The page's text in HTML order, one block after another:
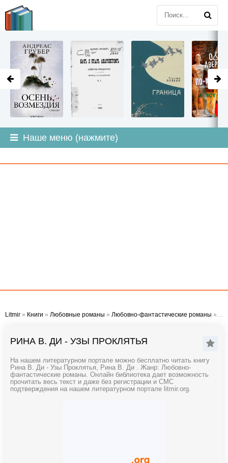
Наше меню (нажмите)
Litmir » Книги » Любовные романы » Любовно-фантастические романы » Рина В. Ди - Узы Проклятья
РИНА В. ДИ - УЗЫ ПРОКЛЯТЬЯ
На нашем литературном портале можно бесплатно читать книгу
Рина В. Ди - Узы Проклятья, Рина В. Ди . Жанр: Любовно-
фантастические романы. Онлайн библиотека дает возможность
прочитать весь текст и даже без регистрации и СМС
подтверждения на нашем литературном портале litmir.org.
LITMIR.ORG